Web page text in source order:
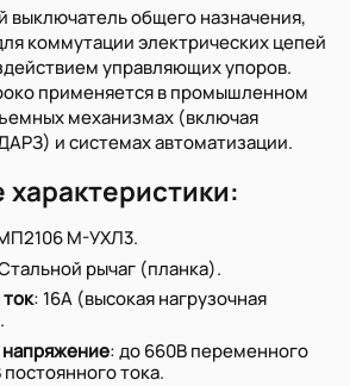
выключатель общего назначения,
коммутации электрических цепей
управляющих упоров.
применяется в промышленном
механизмах (включая
и системах автоматизации.
характеристики:
М-УХЛ3.
рычаг (планка).
: 16А (высокая нагрузочная
: до 660В переменного
тока.